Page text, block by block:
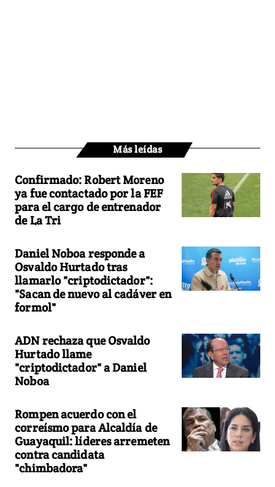
Más leídas
Confirmado: Robert Moreno
ya fue contactado por la FEF
para el cargo de entrenador
de La Tri
Daniel Noboa responde a
Osvaldo Hurtado tras
llamarlo "criptodictador":
"Sacan de nuevo al cadáver en
formol"
ADN rechaza que Osvaldo
Hurtado llame
"criptodictador" a Daniel
Noboa
Rompen acuerdo con el
correísmo para Alcaldía de
Guayaquil: líderes arremeten
contra candidata
"chimbadora"